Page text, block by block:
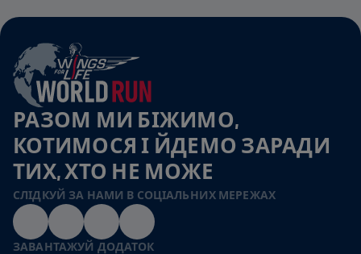
РАЗОМ МИ БІЖИМО,
КОТИМОСЯ І ЙДЕМО ЗАРАДИ
ТИХ, ХТО НЕ МОЖЕ
СЛІДКУЙ ЗА НАМИ В СОЦІАЛЬНИХ МЕРЕЖАХ
ЗАВАНТАЖУЙ ДОДАТОК